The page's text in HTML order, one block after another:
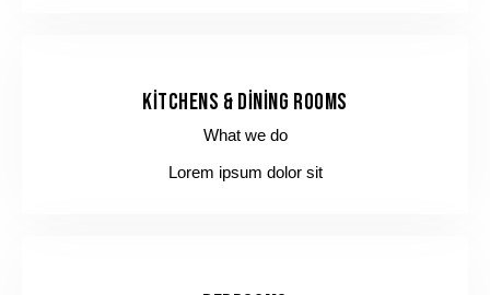
KITCHENS & DINING ROOMS
What we do
Lorem ipsum dolor sit